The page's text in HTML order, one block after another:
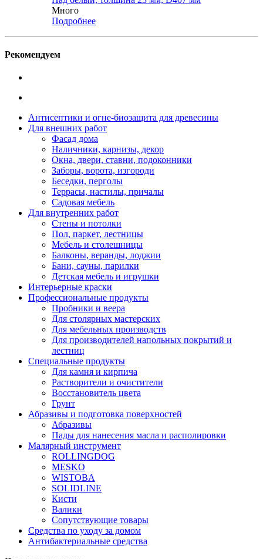
Много
Подробнее
Рекомендуем
Антисептики и огне-биозащита для древесины
Для внешних работ
Фасад дома
Наличники, карнизы, декор
Окна, двери, ставни, подоконники
Заборы, ворота, изгороди
Беседки, перголы
Террасы, настилы, причалы
Садовая мебель
Для внутренних работ
Стены и потолки
Пол, паркет, лестницы
Мебель и столешницы
Балконы, веранды, лоджии
Бани, сауны, парилки
Детская мебель и игрушки
Интерьерные краски
Профессиональные продукты
Пробники и веера
Для столярных мастерских
Для мебельных производств
Для производителей напольных покрытий и
лестниц
Специальные продукты
Для камня и кирпича
Растворители и очистители
Восстановитель цвета
Грунт
Абразивы и подготовка поверхностей
Абразивы
Пады для нанесения масла и располировки
Малярный инструмент
ROLLINGDOG
MESKO
WISTOBA
SOLIDLINE
Кисти
Валики
Сопутствующие товары
Средства по уходу за домом
Антибактериальные средства